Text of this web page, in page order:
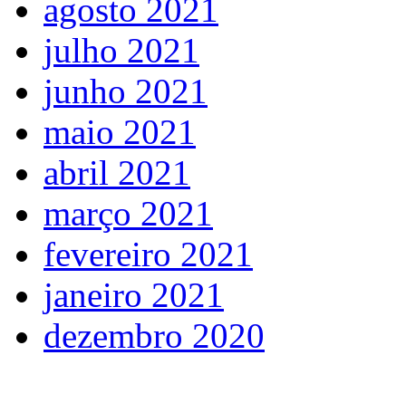
agosto 2021
julho 2021
junho 2021
maio 2021
abril 2021
março 2021
fevereiro 2021
janeiro 2021
dezembro 2020